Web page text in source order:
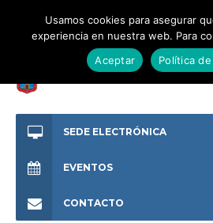
SEDE ELECTRÓNICA
EVENTOS
CONTACTO
Usamos cookies para asegurar
experiencia en nuestra web. Para
Aceptar
Política